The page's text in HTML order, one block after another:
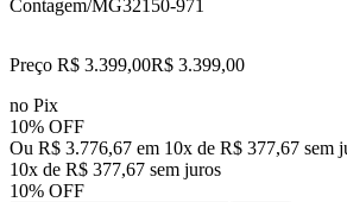
Contagem/MG32150-971
Preço R$ 3.399,00R$ 3.399,00
no Pix
10% OFF
Ou R$ 3.776,67 em 10x de R$ 377,67 sem
10x de R$ 377,67 sem juros
10% OFF